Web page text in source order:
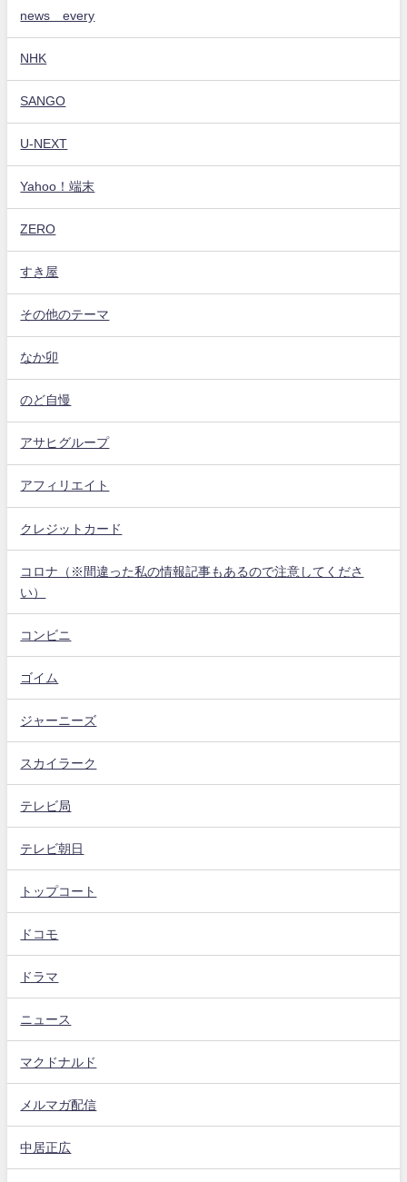
news every
NHK
SANGO
U-NEXT
Yahoo！端末
ZERO
すき屋
その他のテーマ
なか卯
のど自慢
アサヒグループ
アフィリエイト
クレジットカード
コロナ（※間違った私の情報記事もあるので注意してくださ
い）
コンビニ
ゴイム
ジャーニーズ
スカイラーク
テレビ局
テレビ朝日
トップコート
ドコモ
ドラマ
ニュース
マクドナルド
メルマガ配信
中居正広